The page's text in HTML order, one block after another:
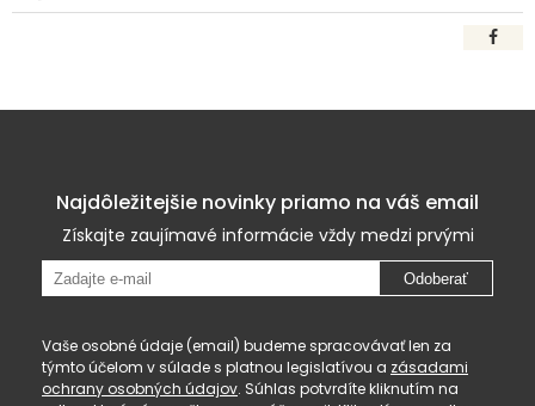
Najdôležitejšie novinky priamo na váš email
Získajte zaujímavé informácie vždy medzi prvými
Odoberať
Vaše osobné údaje (email) budeme spracovávať len za
týmto účelom v súlade s platnou legislatívou a zásadami
ochrany osobných údajov. Súhlas potvrdíte kliknutím na